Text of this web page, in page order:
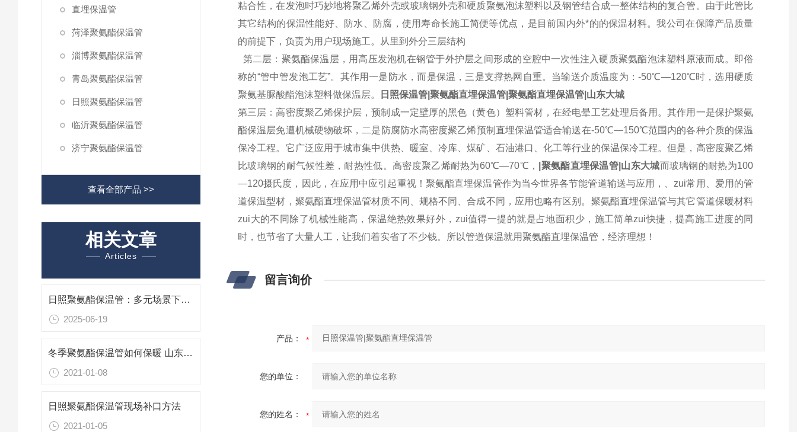
直埋保温管
菏泽聚氨酯保温管
淄博聚氨酯保温管
青岛聚氨酯保温管
日照聚氨酯保温管
临沂聚氨酯保温管
济宁聚氨酯保温管
查看全部产品 >>
相关文章
Articles
日照聚氨酯保温管：多元场景下的“保温先锋”
2025-06-19
冬季聚氨酯保温管如何保暖 山东日照保温管厂家
2021-01-08
日照聚氨酯保温管现场补口方法
2021-01-05
粘合性，在发泡时巧妙地将聚乙烯外壳或玻璃钢外壳和硬质聚氨泡沫塑料以及钢管结合成一整体结构的复合管。由于此管比
其它结构的保温性能好、防水、防腐，使用寿命长施工简便等优点，是目前国内外*的的保温材料。我公司在保障产品质量
的前提下，负责为用户现场施工。从里到外分三层结构
第二层：聚氨酯保温层，用高压发泡机在钢管于外护层之间形成的空腔中一次性注入硬质聚氨酯泡沫塑料原液而成。即俗
称的“管中管发泡工艺”。其作用一是防水，而是保温，三是支撑热网自重。当输送介质温度为：-50℃—120℃时，选用硬质
聚氨基脲酸酯泡沫塑料做保温层。
日照保温管|聚氨酯直埋保温管|聚氨酯直埋保温管|山东大城
第三层：高密度聚乙烯保护层，预制成一定壁厚的黑色（黄色）塑料管材，在经电晕工艺处理后备用。其作用一是保护聚氨
酯保温层免遭机械硬物破坏，二是防腐防水高密度聚乙烯预制直埋保温管适合输送在-50℃—150℃范围内的各种介质的保温
保冷工程。它广泛应用于城市集中供热、暖室、冷库、煤矿、石油港口、化工等行业的保温保冷工程。但是，高密度聚乙烯
比玻璃钢的耐气候性差，耐热性低。高密度聚乙烯耐热为60℃—70℃，
|聚氨酯直埋保温管|山东大城而玻璃钢的耐热为100
—120摄氏度，因此，在应用中应引起重视！ 聚氨酯直埋保温管作为当今世界各节能管道输送与应用，、zui常用、爱用的管
道保温型材，聚氨酯直埋保温管材质不同、规格不同、合成不同，应用也略有区别。聚氨酯直埋保温管与其它管道保暖材料
zui大的不同除了机械性能高，保温绝热效果好外，zui值得一提的就是占地面积少，施工简单zui快捷，提高施工进度的同
时，也节省了大量人工，让我们着实省了不少钱。所以管道保温就用聚氨酯直埋保温管，经济理想！
留言询价
产品：
您的单位：
您的姓名：